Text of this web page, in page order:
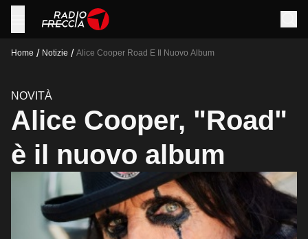
Home / Notizie / Alice Cooper Road E Il Nuovo Album
NOVITÀ
Alice Cooper, "Road"
è il nuovo album